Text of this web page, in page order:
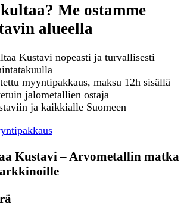
Me ostamme
alueella
Kustavi nopeasti ja turvallisesti
myyntipakkaus, maksu 12h sisällä
jalometallien ostaja
ja kaikkialle Suomeen
Kustavi – Arvometallin matka